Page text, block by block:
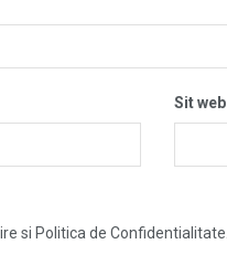
Sit web
si Politica de Confidentialitate.